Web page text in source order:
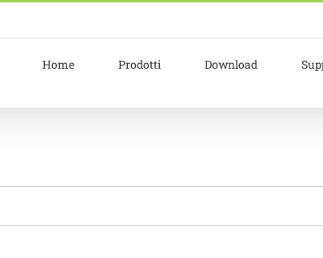
Home Prodotti Download